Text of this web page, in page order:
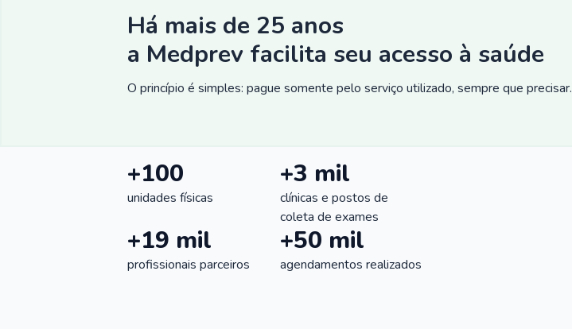
Há mais de 25 anos
a Medprev facilita seu acesso à saúde
O princípio é simples: pague somente pelo serviço utilizado, sempre que precisar.
+100
unidades físicas
+3 mil
clínicas e postos de
coleta de exames
+19 mil
profissionais parceiros
+50 mil
agendamentos realizados